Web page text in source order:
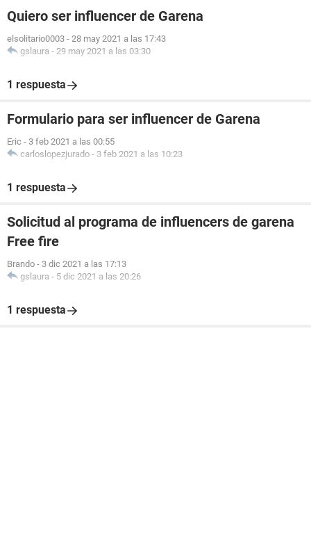
Quiero ser influencer de Garena
elsolitario0003 - 28 may 2021 a las 17:43
gslaura - 29 may 2021 a las 03:30
1 respuesta
Formulario para ser influencer de Garena
Eric - 3 feb 2021 a las 00:55
carloslopezjurado - 3 feb 2021 a las 10:23
1 respuesta
Solicitud al programa de influencers de garena
Free fire
Brando - 3 dic 2021 a las 17:13
gslaura - 5 dic 2021 a las 20:26
1 respuesta